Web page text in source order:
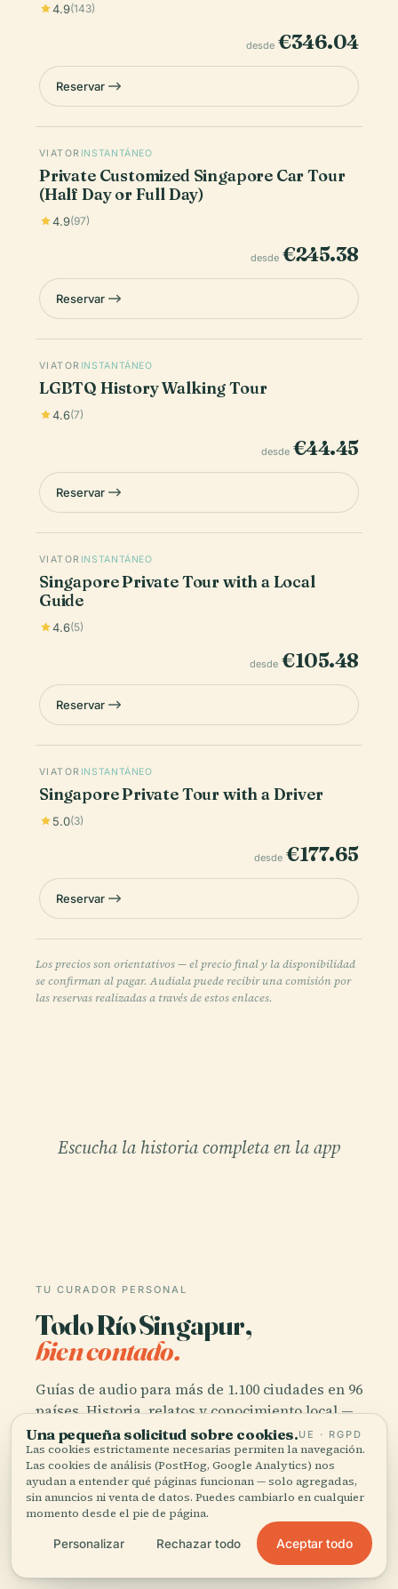
4.9(143)
desde €346.04
Reservar
VIATOR INSTANTÁNEO
Private Customized Singapore Car Tour
(Half Day or Full Day)
4.9(97)
desde €245.38
Reservar
VIATOR INSTANTÁNEO
LGBTQ History Walking Tour
4.6(7)
desde €44.45
Reservar
VIATOR INSTANTÁNEO
Singapore Private Tour with a Local
Guide
4.6(5)
desde €105.48
Reservar
VIATOR INSTANTÁNEO
Singapore Private Tour with a Driver
5.0(3)
desde €177.65
Reservar
Los precios son orientativos — el precio final y la disponibilidad
se confirman al pagar. Audiala puede recibir una comisión por
las reservas realizadas a través de estos enlaces.
Escucha la historia completa en la app
TU CURADOR PERSONAL
Todo Río Singapur,
bien contado.
Guías de audio para más de 1.100 ciudades en 96
países. Historia, relatos y conocimiento local —
disponibles sin conexión.
Descargar la app
Únete a más de 50.000 viajeros
Una pequeña solicitud sobre cookies.UE · RGPD
Las cookies estrictamente necesarias permiten la navegación.
Las cookies de análisis (PostHog, Google Analytics) nos
ayudan a entender qué páginas funcionan — solo agregadas,
sin anuncios ni venta de datos. Puedes cambiarlo en cualquier
momento desde el pie de página.
Personalizar Rechazar todo Aceptar todo